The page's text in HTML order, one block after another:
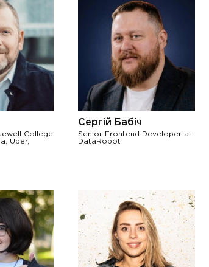
College
Uber,
Сергій Бабіч
Senior Frontend Developer at
DataRobot